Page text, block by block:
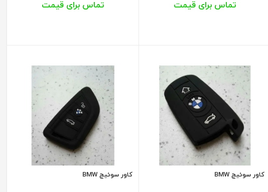
تماس برای قیمت تماس برای قیمت
کاور سوئیچ BMW کاور سوئیچ BMW